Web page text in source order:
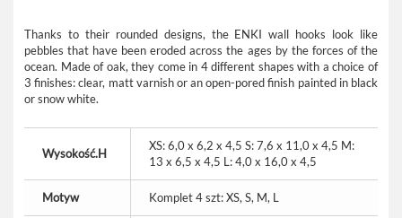
Thanks to their rounded designs, the ENKI wall hooks look like
pebbles that have been eroded across the ages by the forces of the
ocean. Made of oak, they come in 4 different shapes with a choice of
3 finishes: clear, matt varnish or an open-pored finish painted in black
or snow white.
Wysokość.H
XS: 6,0 x 6,2 x 4,5 S: 7,6 x 11,0 x 4,5 M:
13 x 6,5 x 4,5 L: 4,0 x 16,0 x 4,5
Motyw Komplet 4 szt: XS, S, M, L